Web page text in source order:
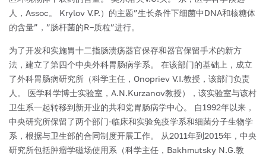
人，Assoc。 Krylov V.P.）的主题”生长条件下细菌中DNA和核糖体
的含量”，”肠杆菌的R–质粒”进行。
为了开发和实施胃十二指肠溃疡器官保存和器官保留手术的新方
法，建立了第四个中央外科胃肠病学系。 在该部门的基础上，成立
了外科胃肠病研究所（科学主任，Onopriev V.I.教授，该部门负责
人。 医学科学博士实验室，A.N.Kurzanov教授），该实验室与该村
卫生系一起转移到新开业的共和党胃肠病学中心。 自1992年以来，
中央研究所保留了两个部门-临床和实验免疫学系和细菌分子生物学
系，根据与卫生部的合同制度开展工作。 从2011年到2015年，中央
研究所包括肿瘤学磁场使用系（科学主任，Bakhmutsky N.G.教